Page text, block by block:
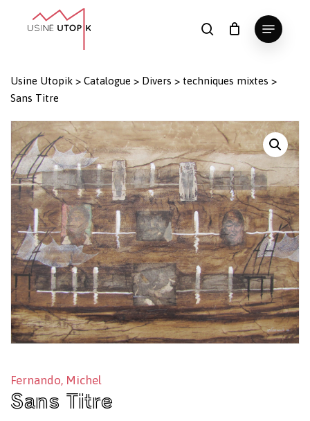
search
Menu
Panier Fermer
le
Usine Utopik > Catalogue > Divers > techniques mixtes >
Sans Titre
Fernando, Michel
Sans Titre
Close